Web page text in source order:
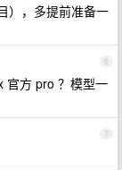
），多提前准备一
6
官方 pro ？模型一
7